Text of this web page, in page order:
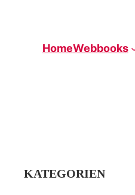
springenHomeWebbooks
KATEGORIEN